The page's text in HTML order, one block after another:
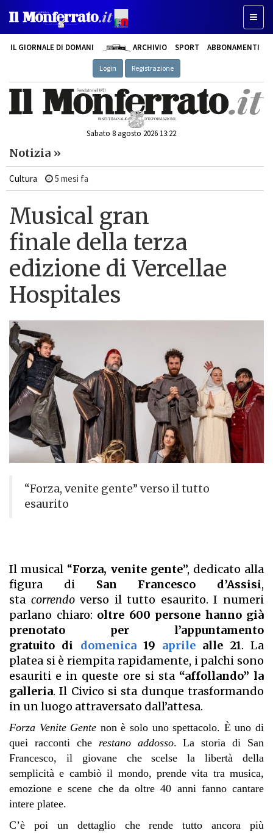
IL GIORNALE DI DOMANI ARCHIVIO SPORT ABBONAMENTI
Login Registrazione
Sabato 8 agosto 2026 13:22
Notizia »
Cultura 5 mesi fa
Musical gran
finale della terza
edizione di Vercellae
Hospitales
“Forza, venite gente” verso il tutto
esaurito
Il musical “Forza, venite gente”, dedicato alla
figura di San Francesco d’Assisi,
sta correndoverso il tutto esaurito. I numeri
parlano chiaro: oltre 600 persone hanno già
prenotato per
l’appuntamento
gratuito di domenica19 aprile alle 21. La
platea si è riempita rapidamente, i palchi sono
esauriti e in queste ore si sta “affollando” la
galleria. Il Civico si sta dunque trasformando
in un luogo attraversato dall’attesa.
Forza Venite Gente non è solo uno spettacolo. È uno di
quei racconti che restano addosso. La storia di San
Francesco, il giovane che scelse la libertà della
semplicità e cambiò il mondo, prende vita tra musica,
emozione e scene che da oltre 40 anni fanno cantare
intere platee.
C’è poi un dettaglio che rende tutto ancora più